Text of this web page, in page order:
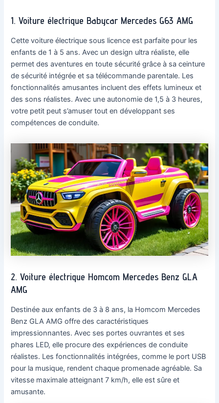
1. Voiture électrique Babycar Mercedes G63 AMG
Cette voiture électrique sous licence est parfaite pour les
enfants de 1 à 5 ans. Avec un design ultra réaliste, elle
permet des aventures en toute sécurité grâce à sa ceinture
de sécurité intégrée et sa télécommande parentale. Les
fonctionnalités amusantes incluent des effets lumineux et
des sons réalistes. Avec une autonomie de 1,5 à 3 heures,
votre petit peut s’amuser tout en développant ses
compétences de conduite.
2. Voiture électrique Homcom Mercedes Benz GLA
AMG
Destinée aux enfants de 3 à 8 ans, la Homcom Mercedes
Benz GLA AMG offre des caractéristiques
impressionnantes. Avec ses portes ouvrantes et ses
phares LED, elle procure des expériences de conduite
réalistes. Les fonctionnalités intégrées, comme le port USB
pour la musique, rendent chaque promenade agréable. Sa
vitesse maximale atteignant 7 km/h, elle est sûre et
amusante.